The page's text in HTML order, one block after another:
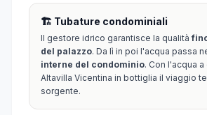
🏗️ Tubature condominiali
Il gestore idrico garantisce la qualità
del palazzo. Da lì in poi l'acqua passa
interne del condominio. Con l'acqua
Altavilla Vicentina in bottiglia il viaggio
sorgente.